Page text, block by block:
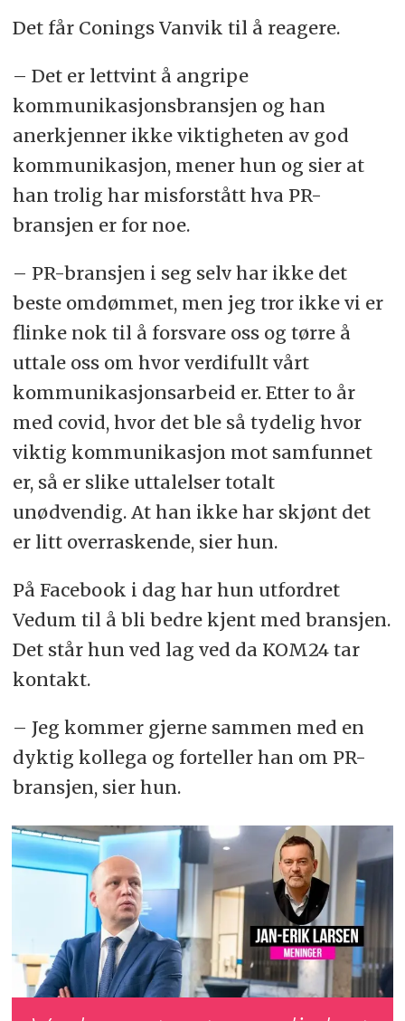
Det får Conings Vanvik til å reagere.
– Det er lettvint å angripe
kommunikasjonsbransjen og han
anerkjenner ikke viktigheten av god
kommunikasjon, mener hun og sier at
han trolig har misforstått hva PR-
bransjen er for noe.
– PR-bransjen i seg selv har ikke det
beste omdømmet, men jeg tror ikke vi er
flinke nok til å forsvare oss og tørre å
uttale oss om hvor verdifullt vårt
kommunikasjonsarbeid er. Etter to år
med covid, hvor det ble så tydelig hvor
viktig kommunikasjon mot samfunnet
er, så er slike uttalelser totalt
unødvendig. At han ikke har skjønt det
er litt overraskende, sier hun.
På Facebook i dag har hun utfordret
Vedum til å bli bedre kjent med bransjen.
Det står hun ved lag ved da KOM24 tar
kontakt.
– Jeg kommer gjerne sammen med en
dyktig kollega og forteller han om PR-
bransjen, sier hun.